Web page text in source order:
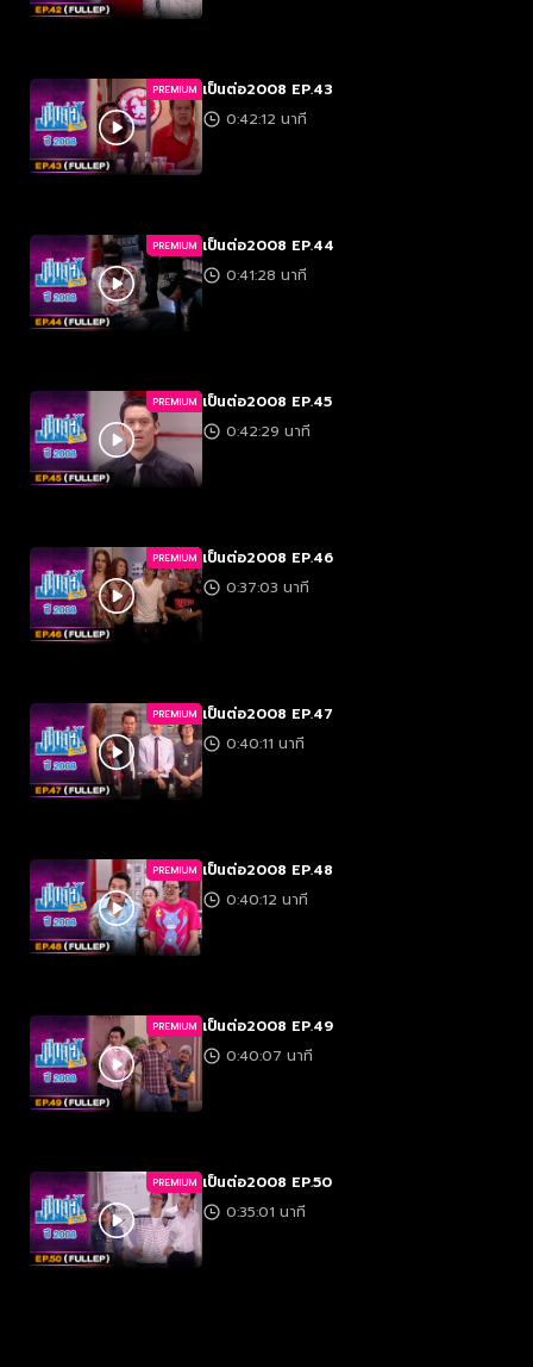
PREMIUM เป็นต่อ2008 EP.43
0:42:12 นาที
PREMIUM เป็นต่อ2008 EP.44
0:41:28 นาที
PREMIUM เป็นต่อ2008 EP.45
0:42:29 นาที
PREMIUM เป็นต่อ2008 EP.46
0:37:03 นาที
PREMIUM เป็นต่อ2008 EP.47
0:40:11 นาที
PREMIUM เป็นต่อ2008 EP.48
0:40:12 นาที
PREMIUM เป็นต่อ2008 EP.49
0:40:07 นาที
PREMIUM เป็นต่อ2008 EP.50
0:35:01 นาที